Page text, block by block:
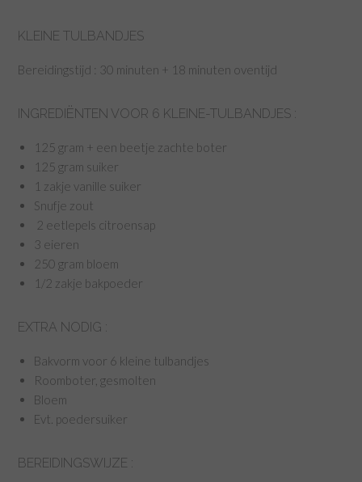
KLEINE TULBANDJES
Bereidingstijd : 30 minuten + 18 minuten oventijd
INGREDIËNTEN VOOR 6 KLEINE-TULBANDJES :
125 gram + een beetje zachte boter
125 gram suiker
1 zakje vanille suiker
Snufje zout
2 eetlepels citroensap
3 eieren
250 gram bloem
1/2 zakje bakpoeder
EXTRA NODIG :
Bakvorm voor 6 kleine tulbandjes
Roomboter, gesmolten
Bloem
Evt. poedersuiker
BEREIDINGSWIJZE :